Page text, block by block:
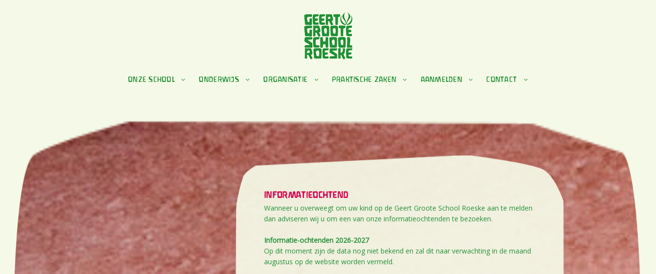
ONZE SCHOOL ONDERWIJS ORGANISATIE PRAKTISCHE ZAKEN AANMELDEN CONTACT
AANMELDEN
INFORMATIEOCHTEND
Wanneer u overweegt om uw kind op de Geert Groote School Roeske aan te melden
dan adviseren wij u om een van onze informatieochtenden te bezoeken.
Informatie-ochtenden 2026-2027
Op dit moment zijn de data nog niet bekend en zal dit naar verwachting in de maand
augustus op de website worden vermeld.